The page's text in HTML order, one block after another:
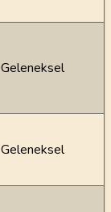
Geleneksel
Geleneksel